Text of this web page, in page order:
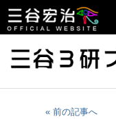
« 前の記事へ